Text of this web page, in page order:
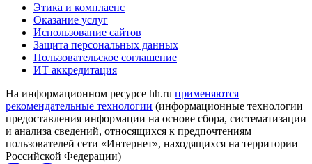
Этика и комплаенс
Оказание услуг
Использование сайтов
Защита персональных данных
Пользовательское соглашение
ИТ аккредитация
На информационном ресурсе hh.ru применяются
рекомендательные технологии (информационные технологии
предоставления информации на основе сбора, систематизации
и анализа сведений, относящихся к предпочтениям
пользователей сети «Интернет», находящихся на территории
Российской Федерации)